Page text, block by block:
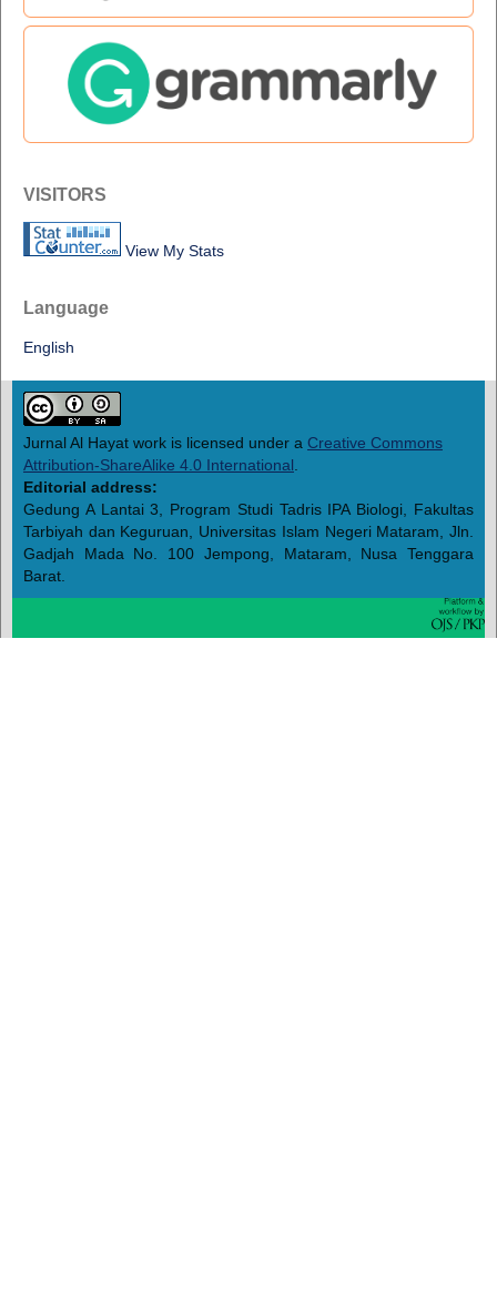
VISITORS
View My Stats
Language
English
Jurnal Al Hayat work is licensed under a Creative Commons
Attribution-ShareAlike 4.0 International
Editorial address:
Gedung A Lantai 3, Program Studi Tadris IPA Biologi, Fakultas
Tarbiyah dan Keguruan, Universitas Islam Negeri Mataram, Jln.
Gadjah Mada No. 100 Jempong, Mataram, Nusa Tenggara
Barat.